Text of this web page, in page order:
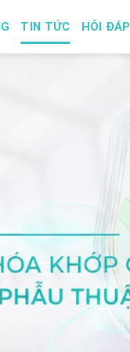
TIN TỨC HỎI ĐÁP